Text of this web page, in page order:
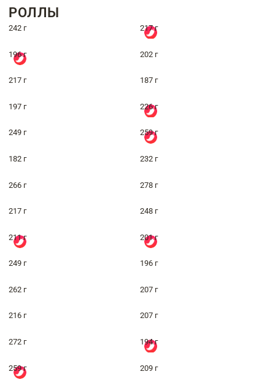
РОЛЛЫ
242 г 217 г
196 г 202 г
217 г 187 г
197 г 226 г
249 г 259 г
182 г 232 г
266 г 278 г
217 г 248 г
211 г 201 г
249 г 196 г
262 г 207 г
216 г 207 г
272 г 194 г
259 г 209 г